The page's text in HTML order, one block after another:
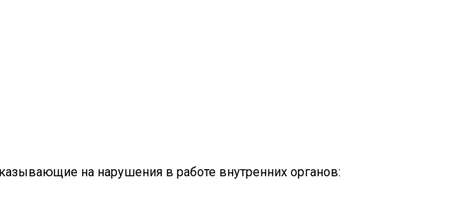
на нарушения в работе внутренних органов: